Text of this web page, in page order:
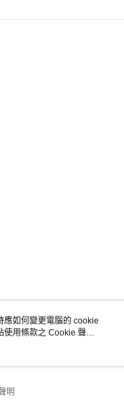
明
應如何變更電腦的 cookie
使用條款之 Cookie 聲明